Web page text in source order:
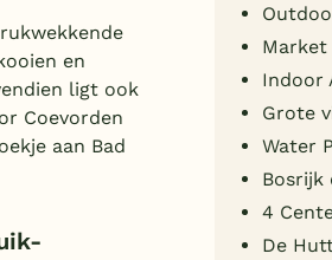
en
ligt ook
Coevorden
aan Bad
Market
Indoor
Grote
Water
Bosrijk
4
De